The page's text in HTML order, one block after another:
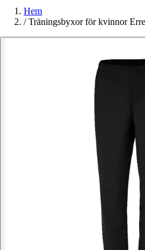
Hem
/ Träningsbyxor för kvinnor